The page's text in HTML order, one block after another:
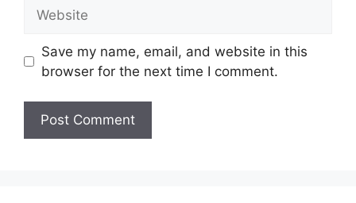
Save my name, email, and website in this
browser for the next time I comment.